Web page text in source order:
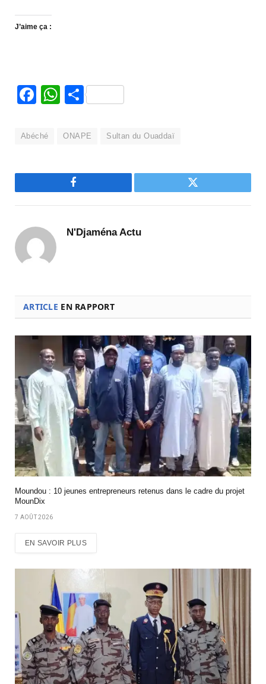
J’aime ça :
Facebook
WhatsApp
Partager
Abéché ONAPE Sultan du Ouaddaï
Facebook Twitter
N'Djaména Actu
ARTICLE EN RAPPORT
Moundou : 10 jeunes entrepreneurs retenus dans le cadre du projet
MounDix
7 AOÛT 2026
EN SAVOIR PLUS